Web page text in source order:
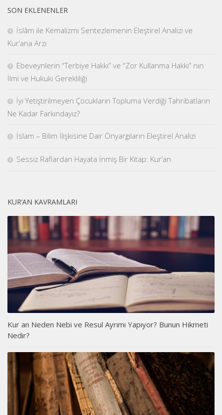
SON EKLENENLER
İslâm ile Kemalizmi Sentezlemenin Eleştirel Analizi ve
Kur’ana Arzı
Ebeveynlerin “Terbiye Hakkı” ve “Zor Kullanma Hakkı” nın
İlmi ve Hukuki Gerekliliği
İyi Yetiştirilmeyen Çocukların Topluma Verdiği Tahribatların
Ne Kadar Farkındayız?
İslam – Bilim İlişkisine Dair Önyargıların Eleştirel Analizi
Sessiz Raflardan Hayata İnmiş Bir Kitap: Kur’an
KUR’AN KAVRAMLARI
Kur an Neden Nebi ve Resul Ayrımı Yapıyor? Bunun Hikmeti
Nedir?